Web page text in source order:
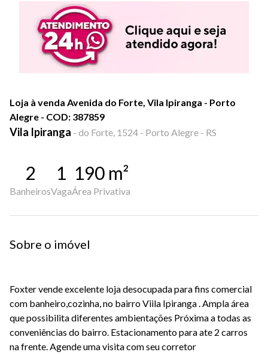
Loja à venda Avenida do Forte, Vila Ipiranga - Porto
Alegre - COD: 387859
Vila Ipiranga - do Forte, 1524 - Porto Alegre - RS
2
Banheiros
1
Vaga
190 m²
Área Privativa
Sobre o imóvel
Foxter vende excelente loja desocupada para fins comercial
com banheiro,cozinha, no bairro Viila Ipiranga . Ampla área
que possibilita diferentes ambientações Próxima a todas as
conveniências do bairro. Estacionamento para ate 2 carros
na frente. Agende uma visita com seu corretor